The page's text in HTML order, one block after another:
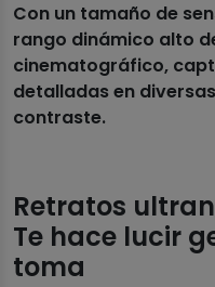
Con un tamaño de
rango dinámico alto de
cinematográfico,
detalladas en
contraste.
Retratos
Te hace lucir
toma